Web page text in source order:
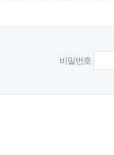
비밀번호